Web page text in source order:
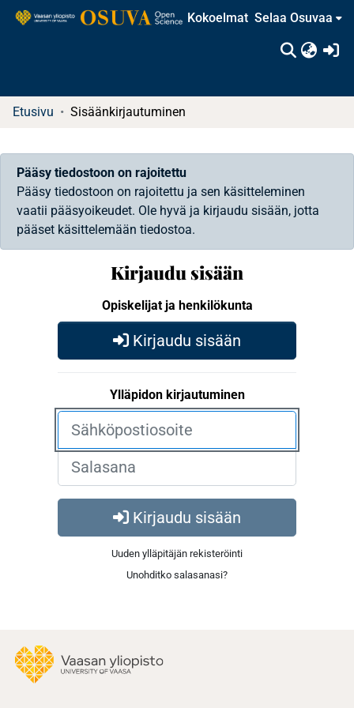
Kokoelmat Selaa Osuvaa
Etusivu Sisäänkirjautuminen
Pääsy tiedostoon on rajoitettu
Pääsy tiedostoon on rajoitettu ja sen käsitteleminen
vaatii pääsyoikeudet. Ole hyvä ja kirjaudu sisään, jotta
pääset käsittelemään tiedostoa.
Kirjaudu sisään
Opiskelijat ja henkilökunta
Kirjaudu sisään
Ylläpidon kirjautuminen
Kirjaudu sisään
Uuden ylläpitäjän rekisteröinti
Unohditko salasanasi?